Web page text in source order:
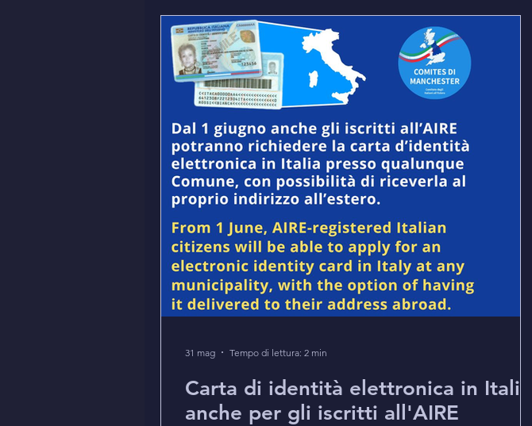
rappresentanti della comunità, tra cui il Console di Manchester
Gabrie
Carta di identità elettronica in Italia
anche per gli iscritti all'AIRE
31 mag Tempo di lettura: 2 min